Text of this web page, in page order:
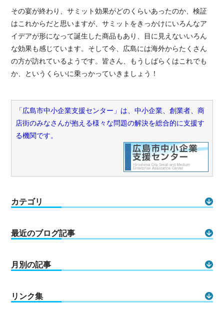
その宴が終わり、サミット効果がどのくらいあったのか、検証
はこれからだと思いますが、サミットをきっかけにいろんなア
イデアが形になって誕生した商品もあり、目に見えないいろん
な効果も感じています。そして今、広島には海外からたくさん
の方が訪れているようです。皆さん、もうしばらくはこれでも
か、というくらいに乗っかっていきましょう！
「広島市中小企業支援センター」は、中小企業、創業者、商
店街のみなさんが抱える様々な問題の解決を総合的に支援す
る機関です。
カテゴリ
最近のブログ記事
月別の記事
リンク集